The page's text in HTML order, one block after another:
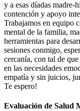
y a esas díadas madre-
contención y apoyo
Trabajamos en equipo
mental de la familia,
herramientas para
sesiones conmigo,
cercanía, con tal de
en las necesidades
empatía y sin juicios,
Te espero!
Evaluación de Salud